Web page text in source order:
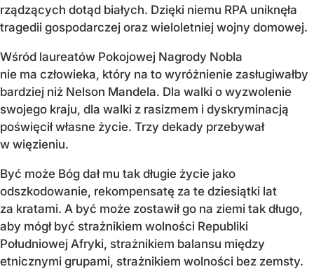
rządzących dotąd białych. Dzięki niemu RPA uniknęła
tragedii gospodarczej oraz wieloletniej wojny domowej.
Wśród laureatów Pokojowej Nagrody Nobla
nie ma człowieka, który na to wyróżnienie zasługiwałby
bardziej niż Nelson Mandela. Dla walki o wyzwolenie
swojego kraju, dla walki z rasizmem i dyskryminacją
poświęcił własne życie. Trzy dekady przebywał
w więzieniu.
Być może Bóg dał mu tak długie życie jako
odszkodowanie, rekompensatę za te dziesiątki lat
za kratami. A być może zostawił go na ziemi tak długo,
aby mógł być strażnikiem wolności Republiki
Południowej Afryki, strażnikiem balansu między
etnicznymi grupami, strażnikiem wolności bez zemsty.